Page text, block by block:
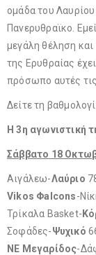
ομάδα του
Πανερυθραϊκο.
μεγάλη θέληση
της Ερυθραίας
πρόσωπο αυτές
Δείτε τη
Η 3η αγωνιστική
Σάββατο 18
Αιγάλεω-Λαύριο
Vikos Φalcons-
Τρίκαλα Basket-
Σοφάδες-Ψυχικό
ΝΕ Μεγαρίδος-